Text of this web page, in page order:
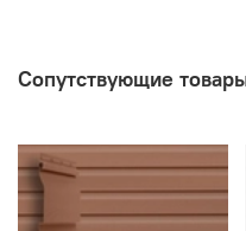
Сопутствующие